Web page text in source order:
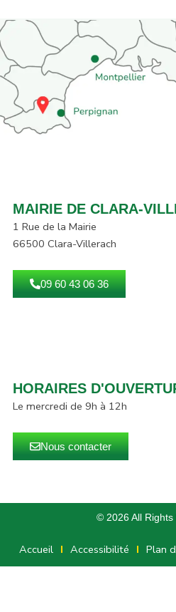
MAIRIE DE CLARA-
1 Rue de la Mairie
66500 Clara-Villerach
09 60 43 06 36
HORAIRES
Le mercredi de 9h à 12h
Nous contacter
© 2026 All Rights
Accueil Accessibilité Plan